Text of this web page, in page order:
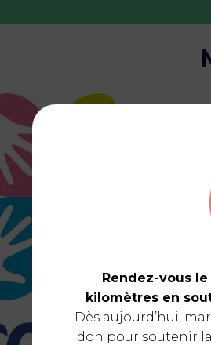
Rendez-vous le
kilomètres en
Dès aujourd’hui,
don pour soutenir